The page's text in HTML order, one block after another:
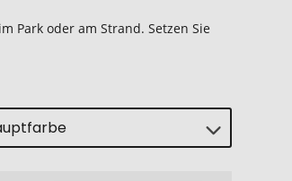
Park oder am Strand. Setzen Sie